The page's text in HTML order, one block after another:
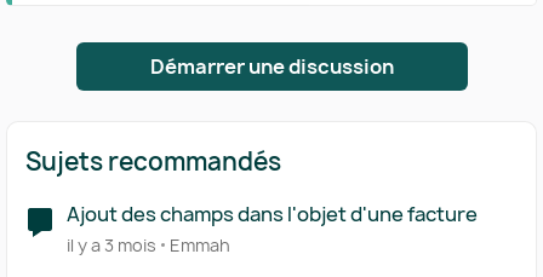
Démarrer une discussion
Sujets recommandés
Ajout des champs dans l'objet d'une facture
il y a 3 mois Emmah